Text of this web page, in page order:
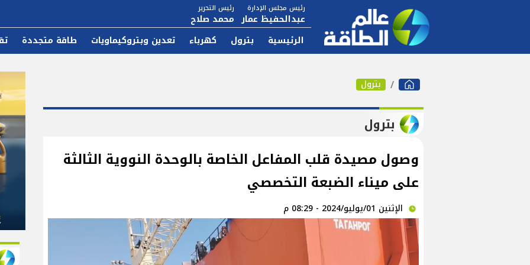
رئيس مجلس الإدارة
عبدالحفيظ عمار
رئيس التحرير
محمد صلاح
الرئيسية بترول كهرباء تعدين وبتروكيماويات طاقة متجددة
بترول
بترول
وصول مصيدة قلب المفاعل الخاصة بالوحدة النووية الثالثة
على ميناء الضبعة التخصصي
الإثنين 01/يوليو/2024 - 08:29 م